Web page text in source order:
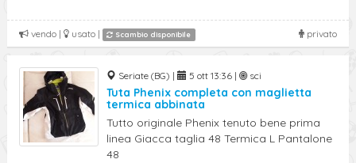
privato
vendo | usato | Scambio disponibile
Seriate (BG) | 5 ott 13:36 | sci
Tuta Phenix completa con maglietta
termica abbinata
Tutto originale Phenix tenuto bene prima
linea Giacca taglia 48 Termica L Pantalone
48